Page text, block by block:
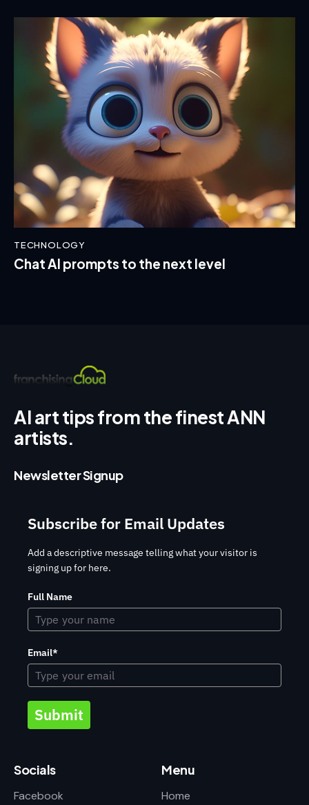
TECHNOLOGY
Chat AI prompts to the next level
AI art tips from the finest ANN
artists.
Newsletter Signup
Subscribe for Email Updates
Add a descriptive message telling what your visitor is
signing up for here.
Full Name
Email*
Submit
Socials
Facebook
Menu
Home